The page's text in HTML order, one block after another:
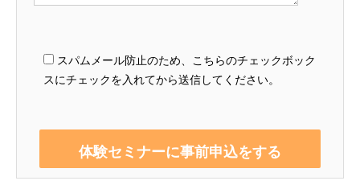
スパムメール防止のため、こちらのチェックボック
スにチェックを入れてから送信してください。